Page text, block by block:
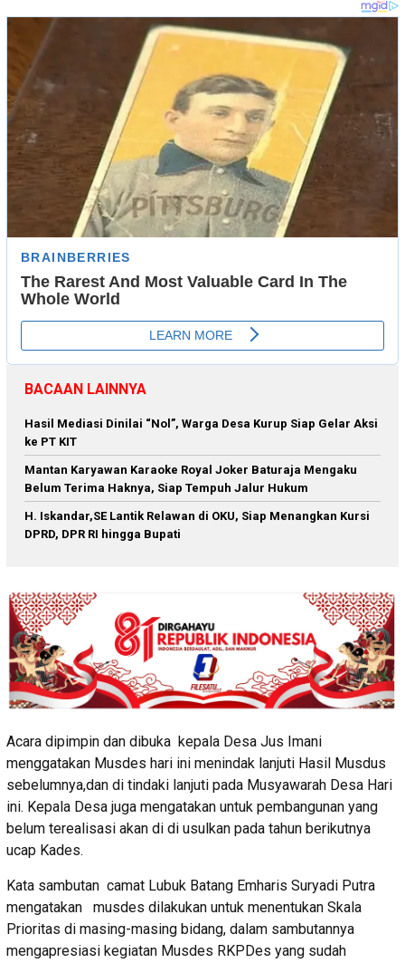
BACAAN LAINNYA
Hasil Mediasi Dinilai “Nol”, Warga Desa Kurup Siap Gelar Aksi
ke PT KIT
Mantan Karyawan Karaoke Royal Joker Baturaja Mengaku
Belum Terima Haknya, Siap Tempuh Jalur Hukum
H. Iskandar,SE Lantik Relawan di OKU, Siap Menangkan Kursi
DPRD, DPR RI hingga Bupati
Acara dipimpin dan dibuka kepala Desa Jus Imani
menggatakan Musdes hari ini menindak lanjuti Hasil Musdus
sebelumnya,dan di tindaki lanjuti pada Musyawarah Desa Hari
ini. Kepala Desa juga mengatakan untuk pembangunan yang
belum terealisasi akan di di usulkan pada tahun berikutnya
ucap Kades.
Kata sambutan camat Lubuk Batang Emharis Suryadi Putra
mengatakan musdes dilakukan untuk menentukan Skala
Prioritas di masing-masing bidang, dalam sambutannya
mengapresiasi kegiatan Musdes RKPDes yang sudah